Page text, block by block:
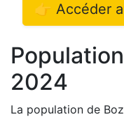
👉 Accéder
2024
La population de